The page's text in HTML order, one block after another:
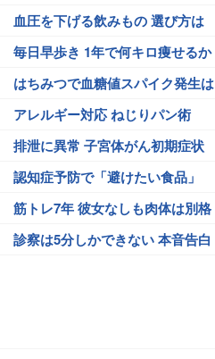
血圧を下げる飲みもの 選び方は
毎日早歩き 1年で何キロ痩せるか
はちみつで血糖値スパイク発生は
アレルギー対応 ねじりパン術
排泄に異常 子宮体がん初期症状
認知症予防で「避けたい食品」
筋トレ7年 彼女なしも肉体は別格
診察は5分しかできない 本音告白